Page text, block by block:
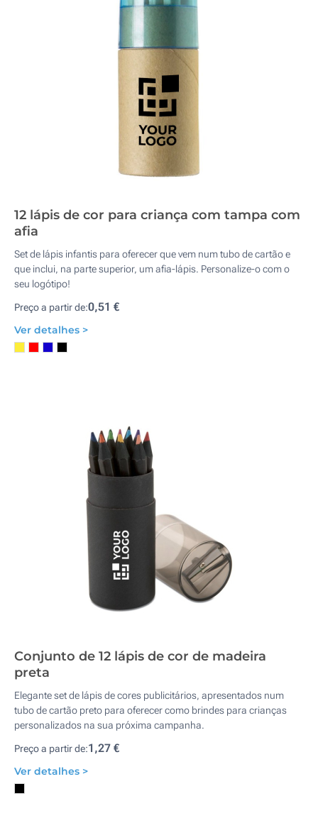
12 lápis de cor para criança com tampa com
afia
Set de lápis infantis para oferecer que vem num tubo de cartão e
que inclui, na parte superior, um afia-lápis. Personalize-o com o
seu logótipo!
Preço a partir de:0,51 €
Ver detalhes >
Conjunto de 12 lápis de cor de madeira
preta
Elegante set de lápis de cores publicitários, apresentados num
tubo de cartão preto para oferecer como brindes para crianças
personalizados na sua próxima campanha.
Preço a partir de:1,27 €
Ver detalhes >